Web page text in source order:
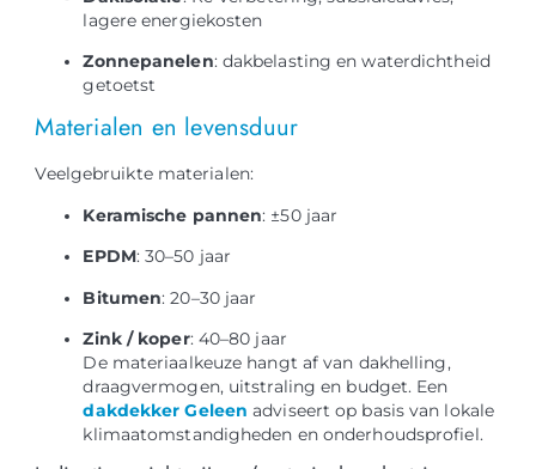
lagere energiekosten
Zonnepanelen: dakbelasting en waterdichtheid
getoetst
Materialen en levensduur
Veelgebruikte materialen:
Keramische pannen: ±50 jaar
EPDM: 30–50 jaar
Bitumen: 20–30 jaar
Zink / koper: 40–80 jaar
De materiaalkeuze hangt af van dakhelling,
draagvermogen, uitstraling en budget. Een
dakdekker Geleen adviseert op basis van lokale
klimaatomstandigheden en onderhoudsprofiel.